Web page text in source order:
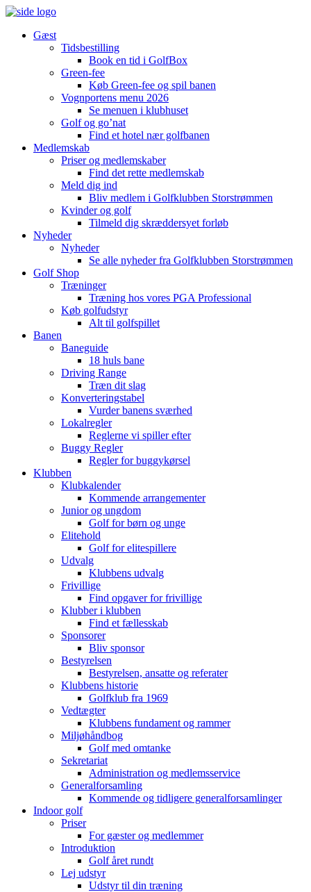
Gæst
Tidsbestilling
Book en tid i GolfBox
Green-fee
Køb Green-fee og spil banen
Vognportens menu 2026
Se menuen i klubhuset
Golf og go’nat
Find et hotel nær golfbanen
Medlemskab
Priser og medlemskaber
Find det rette medlemskab
Meld dig ind
Bliv medlem i Golfklubben Storstrømmen
Kvinder og golf
Tilmeld dig skræddersyet forløb
Nyheder
Nyheder
Se alle nyheder fra Golfklubben Storstrømmen
Golf Shop
Træninger
Træning hos vores PGA Professional
Køb golfudstyr
Alt til golfspillet
Banen
Baneguide
18 huls bane
Driving Range
Træn dit slag
Konverteringstabel
Vurder banens sværhed
Lokalregler
Reglerne vi spiller efter
Buggy Regler
Regler for buggykørsel
Klubben
Klubkalender
Kommende arrangementer
Junior og ungdom
Golf for børn og unge
Elitehold
Golf for elitespillere
Udvalg
Klubbens udvalg
Frivillige
Find opgaver for frivillige
Klubber i klubben
Find et fællesskab
Sponsorer
Bliv sponsor
Bestyrelsen
Bestyrelsen, ansatte og referater
Klubbens historie
Golfklub fra 1969
Vedtægter
Klubbens fundament og rammer
Miljøhåndbog
Golf med omtanke
Sekretariat
Administration og medlemsservice
Generalforsamling
Kommende og tidligere generalforsamlinger
Indoor golf
Priser
For gæster og medlemmer
Introduktion
Golf året rundt
Lej udstyr
Udstyr til din træning